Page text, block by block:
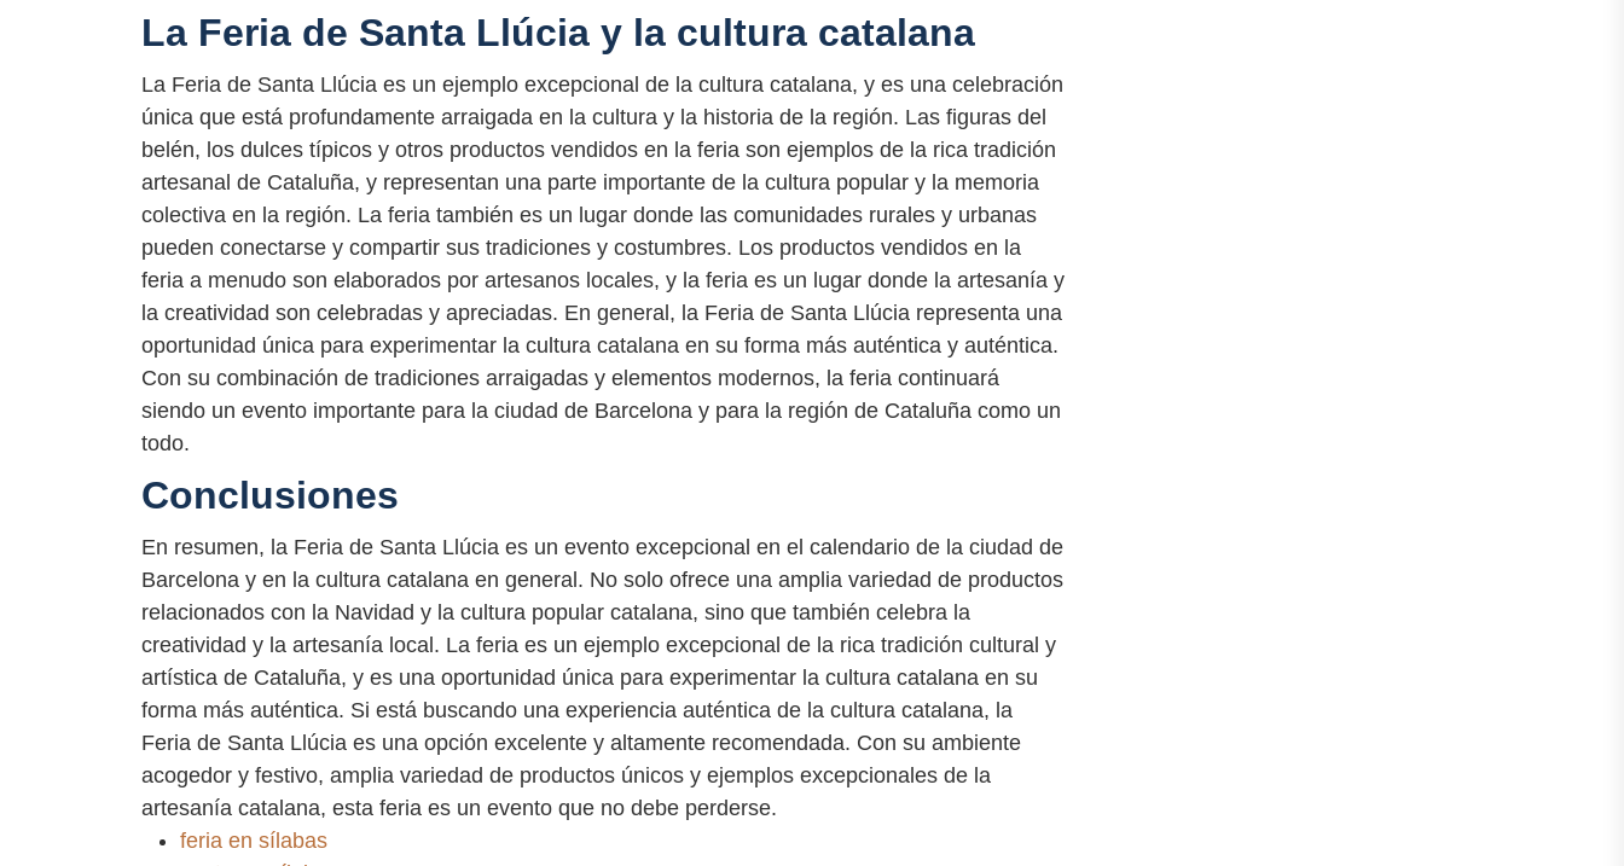
La Feria de Santa Llúcia y la cultura catalana
La Feria de Santa Llúcia es un ejemplo excepcional de la cultura catalana, y es una celebración
única que está profundamente arraigada en la cultura y la historia de la región. Las figuras del
belén, los dulces típicos y otros productos vendidos en la feria son ejemplos de la rica tradición
artesanal de Cataluña, y representan una parte importante de la cultura popular y la memoria
colectiva en la región. La feria también es un lugar donde las comunidades rurales y urbanas
pueden conectarse y compartir sus tradiciones y costumbres. Los productos vendidos en la
feria a menudo son elaborados por artesanos locales, y la feria es un lugar donde la artesanía y
la creatividad son celebradas y apreciadas. En general, la Feria de Santa Llúcia representa una
oportunidad única para experimentar la cultura catalana en su forma más auténtica y auténtica.
Con su combinación de tradiciones arraigadas y elementos modernos, la feria continuará
siendo un evento importante para la ciudad de Barcelona y para la región de Cataluña como un
todo.
Conclusiones
En resumen, la Feria de Santa Llúcia es un evento excepcional en el calendario de la ciudad de
Barcelona y en la cultura catalana en general. No solo ofrece una amplia variedad de productos
relacionados con la Navidad y la cultura popular catalana, sino que también celebra la
creatividad y la artesanía local. La feria es un ejemplo excepcional de la rica tradición cultural y
artística de Cataluña, y es una oportunidad única para experimentar la cultura catalana en su
forma más auténtica. Si está buscando una experiencia auténtica de la cultura catalana, la
Feria de Santa Llúcia es una opción excelente y altamente recomendada. Con su ambiente
acogedor y festivo, amplia variedad de productos únicos y ejemplos excepcionales de la
artesanía catalana, esta feria es un evento que no debe perderse.
feria en sílabas